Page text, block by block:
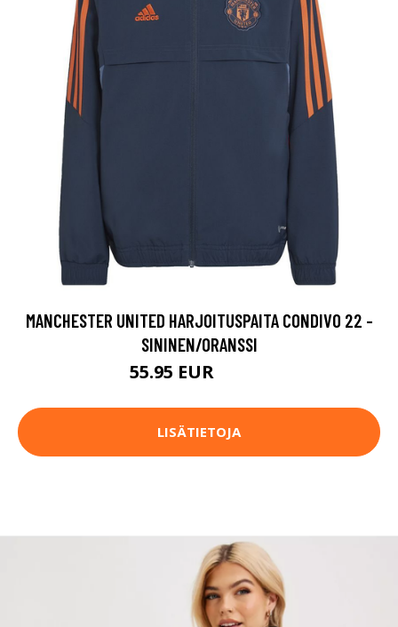
MANCHESTER UNITED HARJOITUSPAITA CONDIVO 22 -
SININEN/ORANSSI
55.95 EUR
LISÄTIETOJA